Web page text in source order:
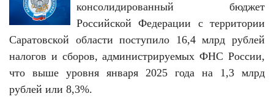
консолидированный бюджет
Российской Федерации с территории
Саратовской области поступило 16,4 млрд рублей
налогов и сборов, администрируемых ФНС России,
что выше уровня января 2025 года на 1,3 млрд
рублей или 8,3%.